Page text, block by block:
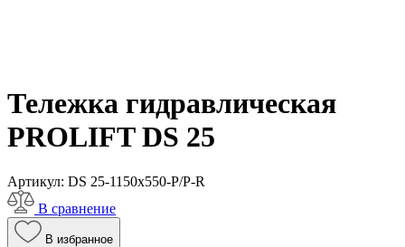
Тележка гидравлическая
PROLIFT DS 25
Артикул: DS 25-1150x550-P/P-R
В сравнение
В избранное